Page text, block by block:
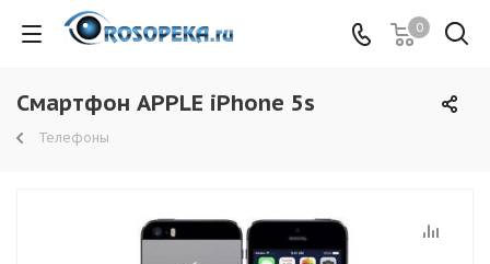
0
Смартфон APPLE iPhone 5s
Телефоны